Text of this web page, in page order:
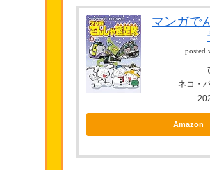
マンガで
posted
ネコ・
Amazon